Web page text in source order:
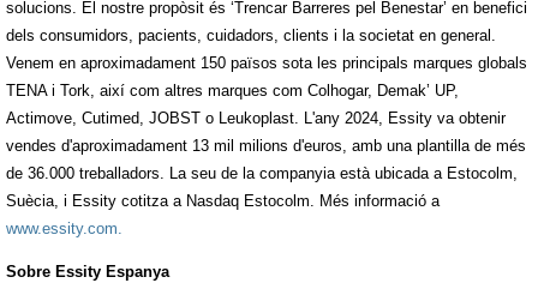
solucions. El nostre propòsit és ‘Trencar Barreres pel Benestar’ en benefici
dels consumidors, pacients, cuidadors, clients i la societat en general.
Venem en aproximadament 150 països sota les principals marques globals
TENA i Tork, així com altres marques com Colhogar, Demak’ UP,
Actimove, Cutimed, JOBST o Leukoplast. L'any 2024, Essity va obtenir
vendes d'aproximadament 13 mil milions d'euros, amb una plantilla de més
de 36.000 treballadors. La seu de la companyia està ubicada a Estocolm,
Suècia, i Essity cotitza a Nasdaq Estocolm. Més informació a
www.essity.com.
Sobre Essity Espanya